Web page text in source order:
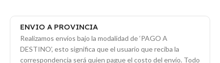
ENVIO A PROVINCIA
Realizamos envíos bajo la modalidad de ‘PAGO A
DESTINO’, esto significa que el usuario que reciba la
correspondencia será quien pague el costo del envío. Todo